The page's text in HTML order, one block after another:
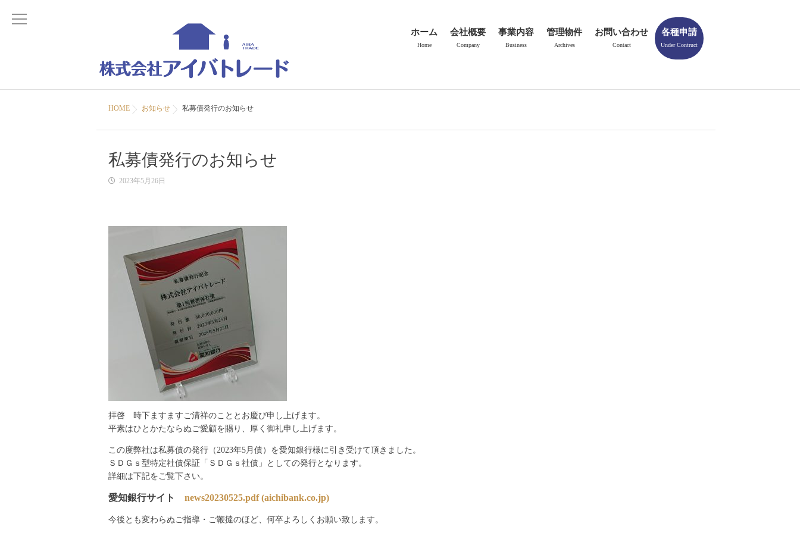
ホーム
Home
会社概要
Company
事業内容
Business
管理物件
Archives
お問い合わせ
Contact
各種申請
Under Contruct
HOME お知らせ 私募債発行のお知らせ
私募債発行のお知らせ
2023年5月26日
拝啓 時下ますますご清祥のこととお慶び申し上げます。
平素はひとかたならぬご愛顧を賜り、厚く御礼申し上げます。
この度弊社は私募債の発行（2023年5月債）を愛知銀行様に引き受けて頂きました。
ＳＤＧｓ型特定社債保証「ＳＤＧｓ社債」としての発行となります。
詳細は下記をご覧下さい。
愛知銀行サイト news20230525.pdf (aichibank.co.jp)
今後とも変わらぬご指導・ご鞭撻のほど、何卒よろしくお願い致します。